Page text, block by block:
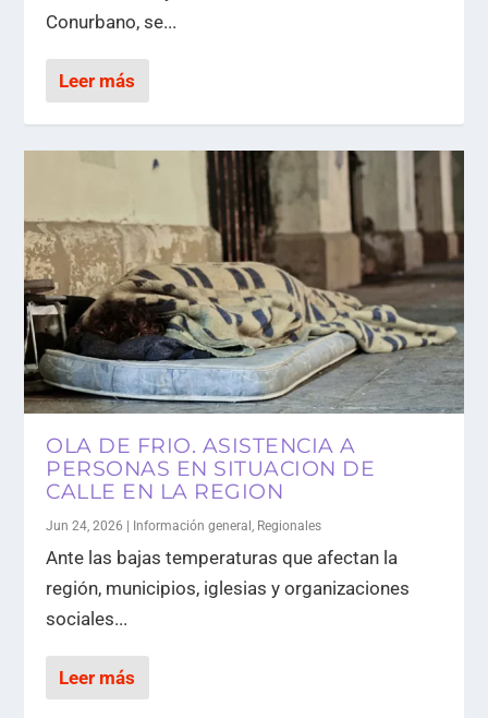
Conurbano, se...
Leer más
OLA DE FRIO. ASISTENCIA A
PERSONAS EN SITUACION DE
CALLE EN LA REGION
Jun 24, 2026 Información general, Regionales
Ante las bajas temperaturas que afectan la
región, municipios, iglesias y organizaciones
sociales...
Leer más